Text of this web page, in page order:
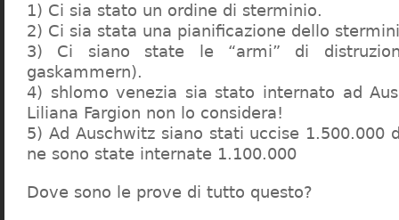
1) Ci sia stato un ordine di sterminio.
2) Ci sia stata una pianificazione dello
3) Ci siano state le “armi” di
gaskammern).
4) shlomo venezia sia stato internato ad
Liliana Fargion non lo considera!
5) Ad Auschwitz siano stati uccise 1.500.000
ne sono state internate 1.100.000
Dove sono le prove di tutto questo?